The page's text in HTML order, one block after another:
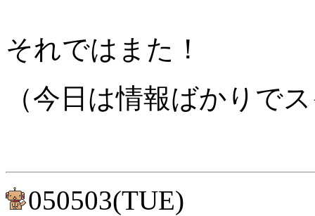
それではまた！
（今日は情報ばかりで
050503(TUE)